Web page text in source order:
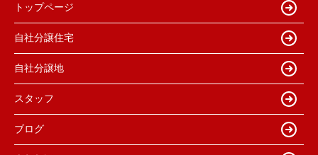
トップページ
自社分譲住宅
自社分譲地
スタッフ
ブログ